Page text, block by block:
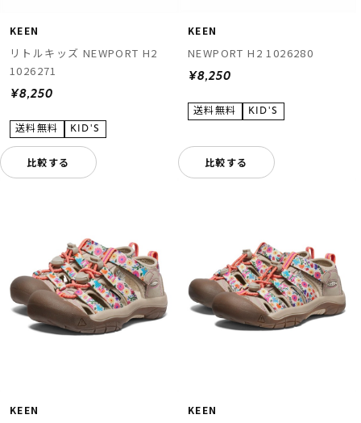
KEEN
リトルキッズ NEWPORT H2
1026271
¥8,250
比較する
KEEN
NEWPORT H2 1026280
¥8,250
比較する
KEEN KEEN